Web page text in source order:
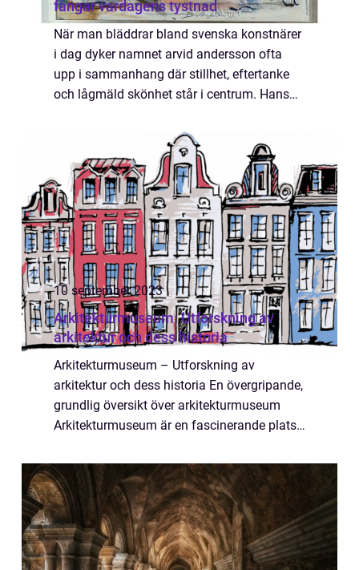
fångar vardagens tystnad
När man bläddrar bland svenska konstnärer
i dag dyker namnet arvid andersson ofta
upp i sammanhang där stillhet, eftertanke
och lågmäld skönhet står i centrum. Hans
men de stannar kvar längst. Genom
återhål...
10 september 2023
Arkitekturmuseum: Utforskning av
arkitektur och dess historia
Arkitekturmuseum – Utforskning av
arkitektur och dess historia En övergripande,
grundlig översikt över arkitekturmuseum
Arkitekturmuseum är en fascinerande plats
att utforska och lära sig om arkitektur ...